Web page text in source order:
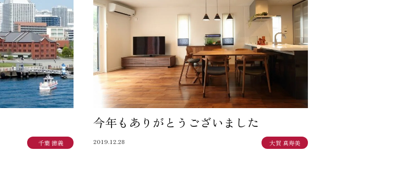
千葉 徳義
今年もありがとうございました
2019.12.28 大賀 真寿美